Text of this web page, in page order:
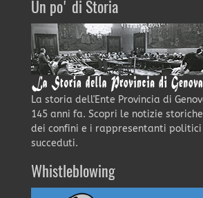
Un po' di Storia
La storia dell'Ente Provincia di
145 anni fa. Scopri le notizie
dei confini e i rappresentanti politici
succeduti.
Whistleblowing